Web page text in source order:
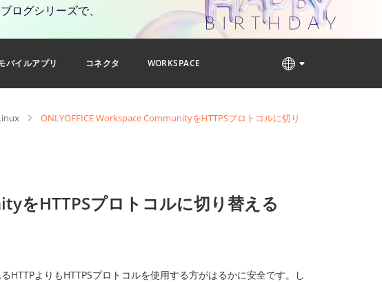
ログシリーズで、
バイルアプリ コネクタ WORKSPACE
ONLYOFFICE Workspace CommunityをHTTPSプロトコルに切り
をHTTPSプロトコルに切り替える
よりもHTTPSプロトコルを使用する方がはるかに安全です。し